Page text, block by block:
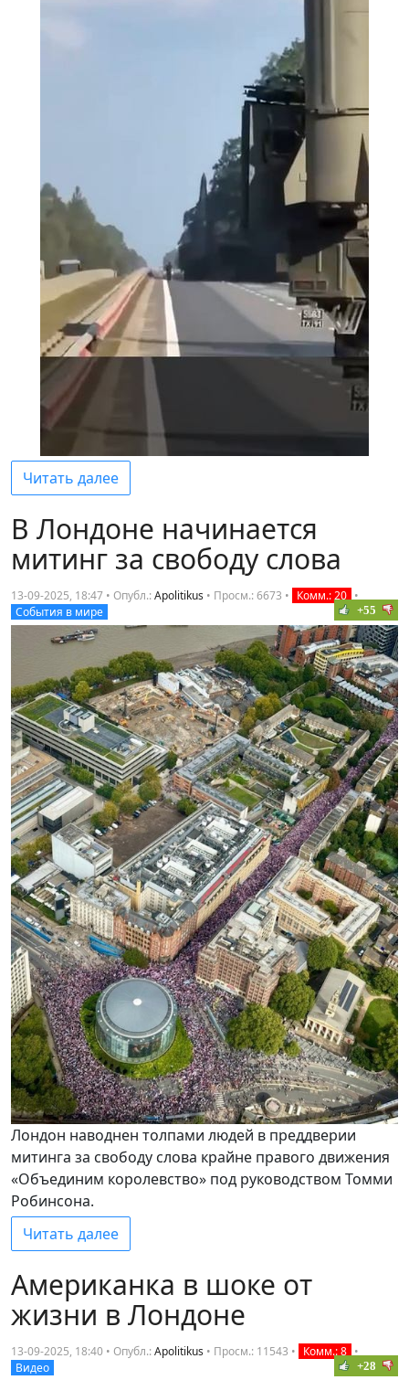
Читать далее
В Лондоне начинается
митинг за свободу слова
13-09-2025, 18:47 • Опубл.:Apolitikus • Просм.: 6673 • Комм.: 20 •
События в мире
+55
Лондон наводнен толпами людей в преддверии
митинга за свободу слова крайне правого движения
«Объединим королевство» под руководством Томми
Робинсона.
Читать далее
Американка в шоке от
жизни в Лондоне
13-09-2025, 18:40 • Опубл.:Apolitikus • Просм.: 11543 • Комм.: 8 •
Видео
+28